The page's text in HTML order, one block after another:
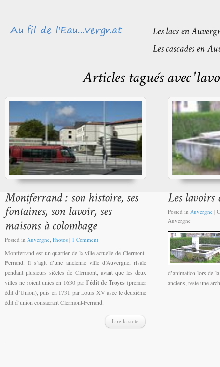
Posted in Auvergne, Photos | 1 Comment
Montferrand est un quartier de la ville actuelle de Clermont-
Ferrand. Il s’agit d’une ancienne ville d’Auvergne, rivale
pendant plusieurs siècles de Clermont, avant que les deux
villes ne soient unies en 1630 par l’édit de Troyes (premier
édit d’Union), puis en 1731 par Louis XV avec le deuxième
édit d’union consacrant Clermont-Ferrand.
Lire la suite
Posted in Auvergne |
Auvergne
d’animation lors de
anciens, reste une